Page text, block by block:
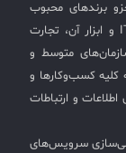
تجاری جزو برندهای محبوب
فناوری اطلاعات و ارتباطات در حوزه پیاده‌سازی ITIL و ابزار آن، تجارت
متوسط و
کسب‌وکارها و
و ارتباطات
سرویس‌های